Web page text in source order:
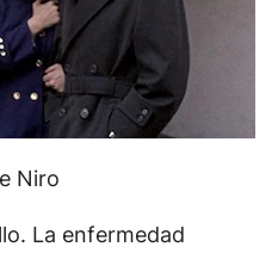
Niro
La enfermedad